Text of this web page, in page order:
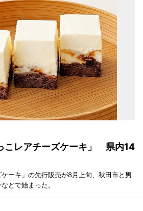
こレアチーズケーキ」 県内14
ケーキ」の先行販売が8月上旬、秋田市と男
どで始まった。